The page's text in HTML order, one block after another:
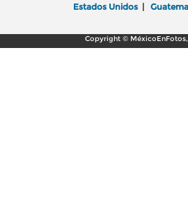
Estados Unidos |
Copyright ©